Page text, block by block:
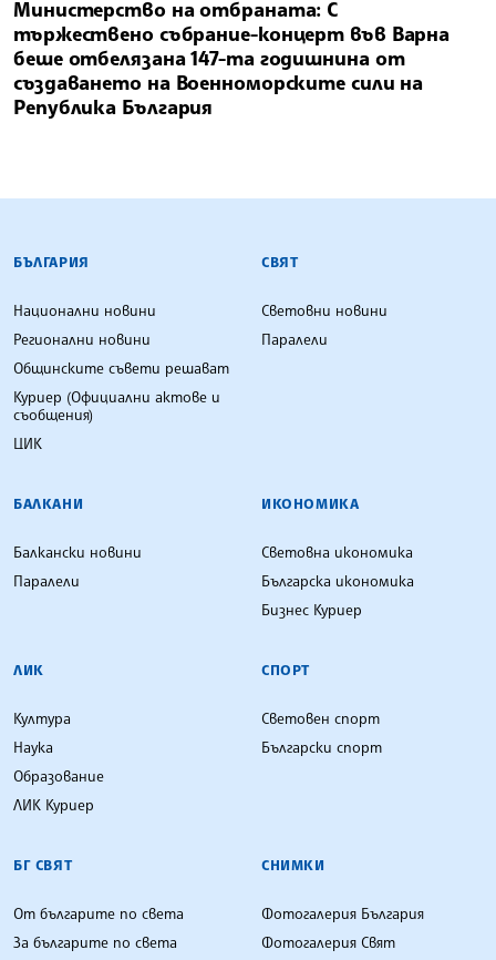
Министерство на отбраната: С
тържествено събрание-концерт във Варна
беше отбелязана 147-та годишнина от
създаването на Военноморските сили на
Република България
БЪЛГАРСКА ТЕЛЕГРАФНА АГЕНЦИЯ
БЪЛГАРИЯ
Национални новини
Регионални новини
Общинските съвети решават
Куриер (Официални актове и
съобщения)
ЦИК
СВЯТ
Световни новини
Паралели
БАЛКАНИ
Балкански новини
Паралели
ИКОНОМИКА
Световна икономика
Българска икономика
Бизнес Куриер
ЛИК
Култура
Наука
Образование
ЛИК Куриер
СПОРТ
Световен спорт
Български спорт
БГ СВЯТ
От българите по света
За българите по света
СНИМКИ
Фотогалерия България
Фотогалерия Свят